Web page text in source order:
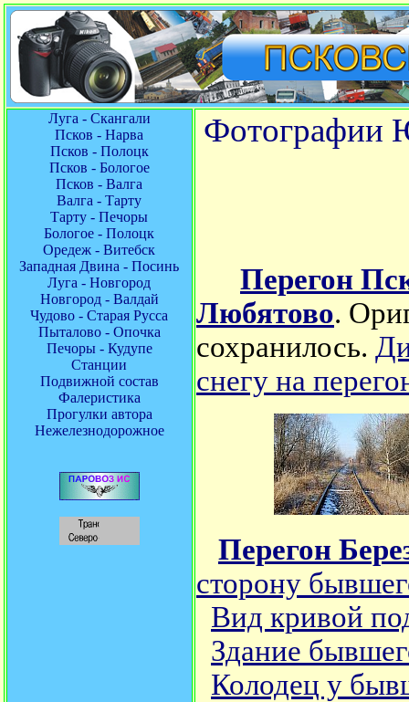
Луга - Скангали
Псков - Нарва
Псков - Полоцк
Псков - Бологое
Псков - Валга
Валга - Тарту
Тарту - Печоры
Бологое - Полоцк
Оредеж - Витебск
Западная Двина - Посинь
Луга - Новгород
Новгород - Валдай
Чудово - Старая Русса
Пыталово - Опочка
Печоры - Кудупе
Станции
Подвижной состав
Фалеристика
Прогулки автора
Нежелезнодорожное
Фотографии
Перегон
Любятово.
сохранилось.
снегу на
Перегон
сторону
Вид кривой
Здание
Колодец у